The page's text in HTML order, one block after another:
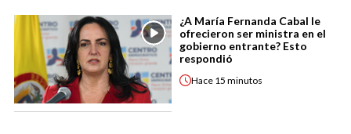
¿A María Fernanda Cabal le
ofrecieron ser ministra en el
gobierno entrante? Esto
respondió
Hace 15 minutos